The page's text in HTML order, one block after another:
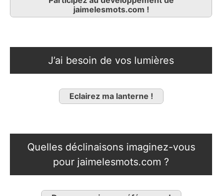
jaimelesmots.com !
J’ai besoin de vos lumières
Eclairez ma lanterne !
Quelles déclinaisons imaginez-vous
pour jaimelesmots.com ?